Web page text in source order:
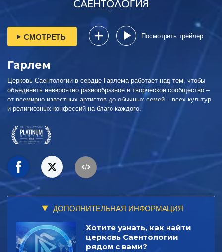
СМОТРЕТЬ Посмотреть трейлер
Гарлем
Церковь Саентологии в сердце Гарлема работает над тем, чтобы
объединить невероятно разнообразное и творческое сообщество –
от всемирно известных артистов до обычных семей – всех культур
и религиозных конфессий на благо каждого.
ДОПОЛНИТЕЛЬНАЯ ИНФОРМАЦИЯ
Хотите узнать, как найти
церковь Саентологии
рядом с вами?